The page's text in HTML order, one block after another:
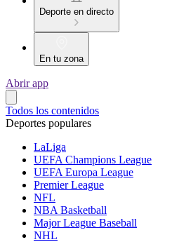
Deporte en directo
En tu zona
Abrir app
Todos los contenidos
Deportes populares
LaLiga
UEFA Champions League
UEFA Europa League
Premier League
NFL
NBA Basketball
Major League Baseball
NHL